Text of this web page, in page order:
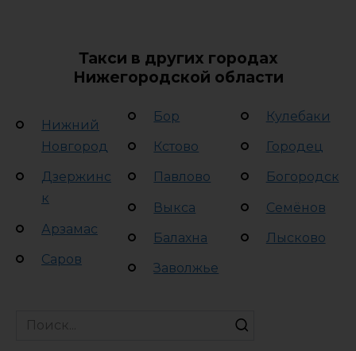
Такси в других городах
Нижегородской области
Нижний
Новгород
Дзержинс
к
Арзамас
Саров
Бор
Кстово
Павлово
Выкса
Балахна
Заволжье
Кулебаки
Городец
Богородск
Семёнов
Лысково
Search